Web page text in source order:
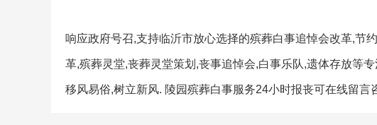
响应政府号召,支持临沂市放心选择的殡葬白事追悼会改革,节
革,殡葬灵堂,丧葬灵堂策划,丧事追悼会,白事乐队,遗体存放等
移风易俗,树立新风. 陵园殡葬白事服务24小时报丧可在线留言